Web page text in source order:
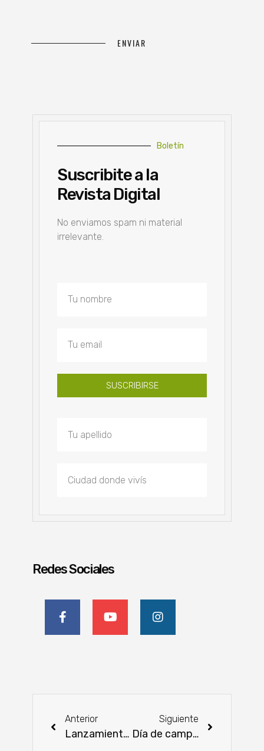
Boletín
Suscribite a la
Revista Digital
No enviamos spam ni material
irrelevante.
SUSCRIBIRSE
Redes Sociales
Anterior
Lanzamiento oficial de la 75° Expo Ganadera
Siguiente
Día de campo sobre producción de trigo en Capitán Miranda, Itapúa